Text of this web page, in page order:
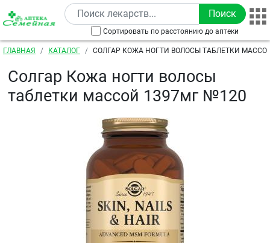
Перейти к основному содержанию
Сортировать по расстоянию до аптеки
Строка навигации
ГЛАВНАЯ КАТАЛОГ СОЛГАР КОЖА НОГТИ ВОЛОСЫ ТАБЛЕТКИ
Солгар Кожа ногти волосы
таблетки массой 1397мг №120